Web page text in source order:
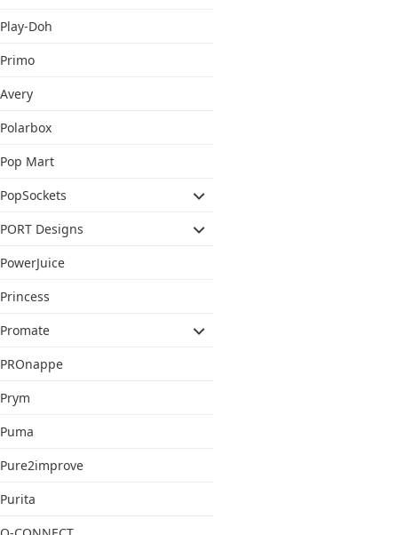
Play-Doh
Primo
Avery
Polarbox
Pop Mart
PopSockets
PORT Designs
PowerJuice
Princess
Promate
PROnappe
Prym
Puma
Pure2improve
Purita